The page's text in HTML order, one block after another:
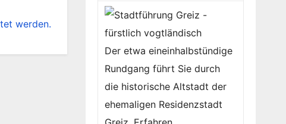
werden.
Der etwa eineinhalbstündige
Rundgang führt Sie durch
die historische Altstadt der
ehemaligen Residenzstadt